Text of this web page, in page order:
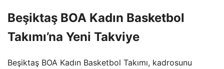
Beşiktaş BOA Kadın Basketbol
Takımı’na Yeni Takviye
Beşiktaş BOA Kadın Basketbol Takımı, kadrosunu